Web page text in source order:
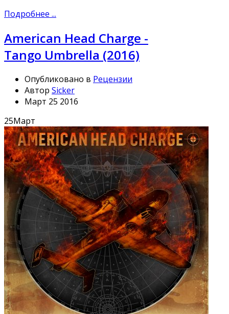
Подробнее ...
American Head Charge -
Tango Umbrella (2016)
Опубликовано в Рецензии
Автор Sicker
Март 25 2016
25Март